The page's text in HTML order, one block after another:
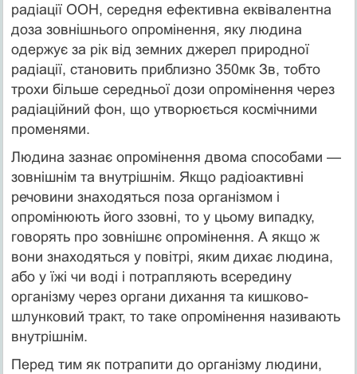
радіації ООН, середня ефективна еквівалентна
доза зовнішнього опромінення, яку людина
одержує за рік від земних джерел природної
радіації, становить приблизно 350мк Зв, тобто
трохи більше середньої дози опромінення через
радіаційний фон, що утворюється космічними
променями.
Людина зазнає опромінення двома способами —
зовнішнім та внутрішнім. Якщо радіоактивні
речовини знаходяться поза організмом і
опромінюють його ззовні, то у цьому випадку,
говорять про зовнішнє опромінення. А якщо ж
вони знаходяться у повітрі, яким дихає людина,
або у їжі чи воді і потрапляють всередину
організму через органи дихання та кишково-
шлунковий тракт, то таке опромінення називають
внутрішнім.
Перед тим як потрапити до організму людини,